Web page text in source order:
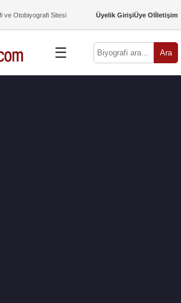
ve Otobiyografi Sitesi Üyelik GirişiÜye Olİletişim
☰ Ara